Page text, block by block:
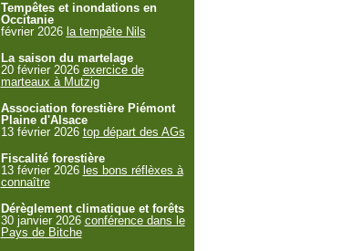
Tempêtes et inondations en
Occitanie
février 2026 la tempête Nils
La saison du martelage
20 février 2026 exercice de
marteaux à Mutzig
Association forestière Piémont
Plaine d'Alsace
13 février 2026 top départ des AGs
Fiscalité forestière
13 février 2026 les bons réflèxes à
connaître
Dérèglement climatique et forêts
30 janvier 2026 conférence dans le
Pays de Bitche